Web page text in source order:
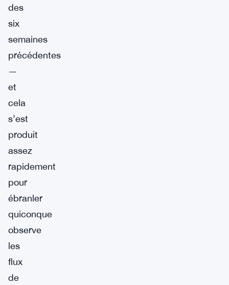
des
six
semaines
précédentes
—
et
cela
s’est
produit
assez
rapidement
pour
ébranler
quiconque
observe
les
flux
de